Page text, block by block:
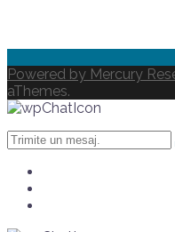
Powered by Mercury
aThemes.